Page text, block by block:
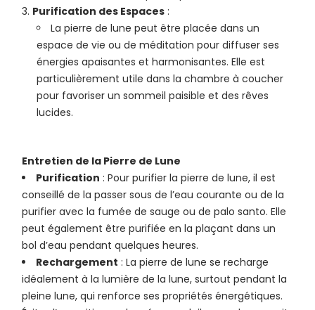
Purification des Espaces :
La pierre de lune peut être placée dans un
espace de vie ou de méditation pour diffuser ses
énergies apaisantes et harmonisantes. Elle est
particulièrement utile dans la chambre à coucher
pour favoriser un sommeil paisible et des rêves
lucides.
Entretien de la Pierre de Lune
Purification : Pour purifier la pierre de lune, il est
conseillé de la passer sous de l’eau courante ou de la
purifier avec la fumée de sauge ou de palo santo. Elle
peut également être purifiée en la plaçant dans un
bol d’eau pendant quelques heures.
Rechargement : La pierre de lune se recharge
idéalement à la lumière de la lune, surtout pendant la
pleine lune, qui renforce ses propriétés énergétiques.